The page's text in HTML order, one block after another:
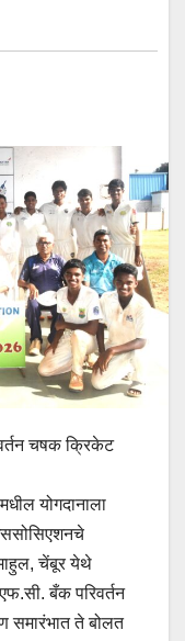
चषक क्रिकेट
योगदानाला
चेंबूर येथे
बँक परिवर्तन
समारंभात ते बोलत